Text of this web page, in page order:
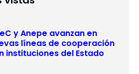
y Anepe avanzan en
líneas de cooperación
instituciones del Estado